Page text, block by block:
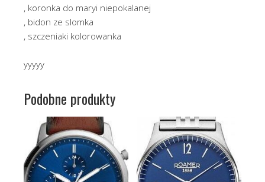
, koronka do maryi niepokalanej
, bidon ze slomka
, szczeniaki kolorowanka
yyyyy
Podobne produkty